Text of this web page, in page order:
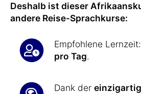
Deshalb ist dieser
andere Reise-Sprachkurse:
Empfohlene
pro Tag.
Dank der